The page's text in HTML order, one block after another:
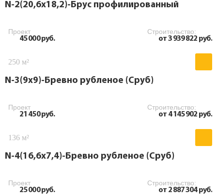
N-2(20,6х18,2)-Брус профилированный
Проект
45 000 руб.
Строительство:
от 3 939 822 руб.
250 м²
N-3(9х9)-Бревно рубленое (Сруб)
Проект
21 450 руб.
Строительство:
от 4 145 902 руб.
136 м²
N-4(16,6х7,4)-Бревно рубленое (Сруб)
Проект
25 000 руб.
Строительство:
от 2 887 304 руб.